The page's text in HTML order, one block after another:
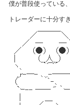
僕が普段使っている、
トレーダーに十分す